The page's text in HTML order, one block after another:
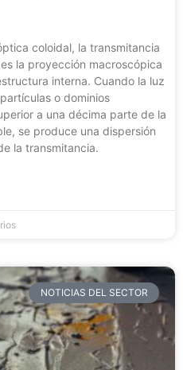
coloidal, la transmitancia
la proyección macroscópica
interna. Cuando la luz
o dominios
a una décima parte de la
se produce una dispersión
la transmitancia.
NOTICIAS DEL SECTOR